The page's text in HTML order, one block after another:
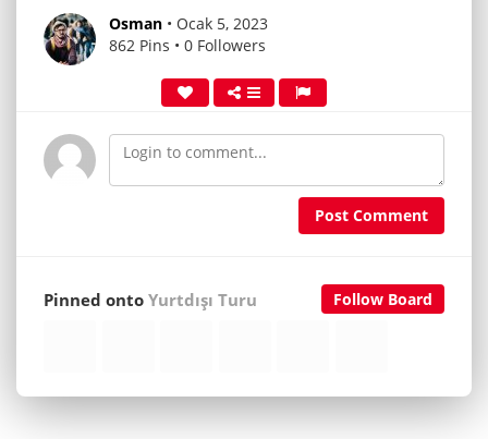
Osman • Ocak 5, 2023
862 Pins • 0 Followers
Post Comment
Follow Board
Pinned ontoYurtdışı Turu